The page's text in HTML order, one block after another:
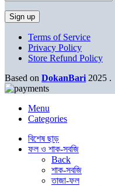
Terms of Service
Privacy Policy
Store Refund Policy
Based on DokanBari 2025 .
Menu
Categories
বিশেষ ছাড়
ফল ও শাক-সবজি
Back
শাক-সবজি
তাজা-ফল